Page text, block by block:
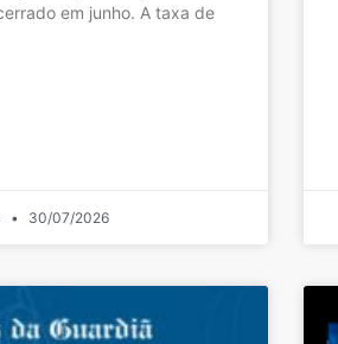
em junho. A taxa de
30/07/2026